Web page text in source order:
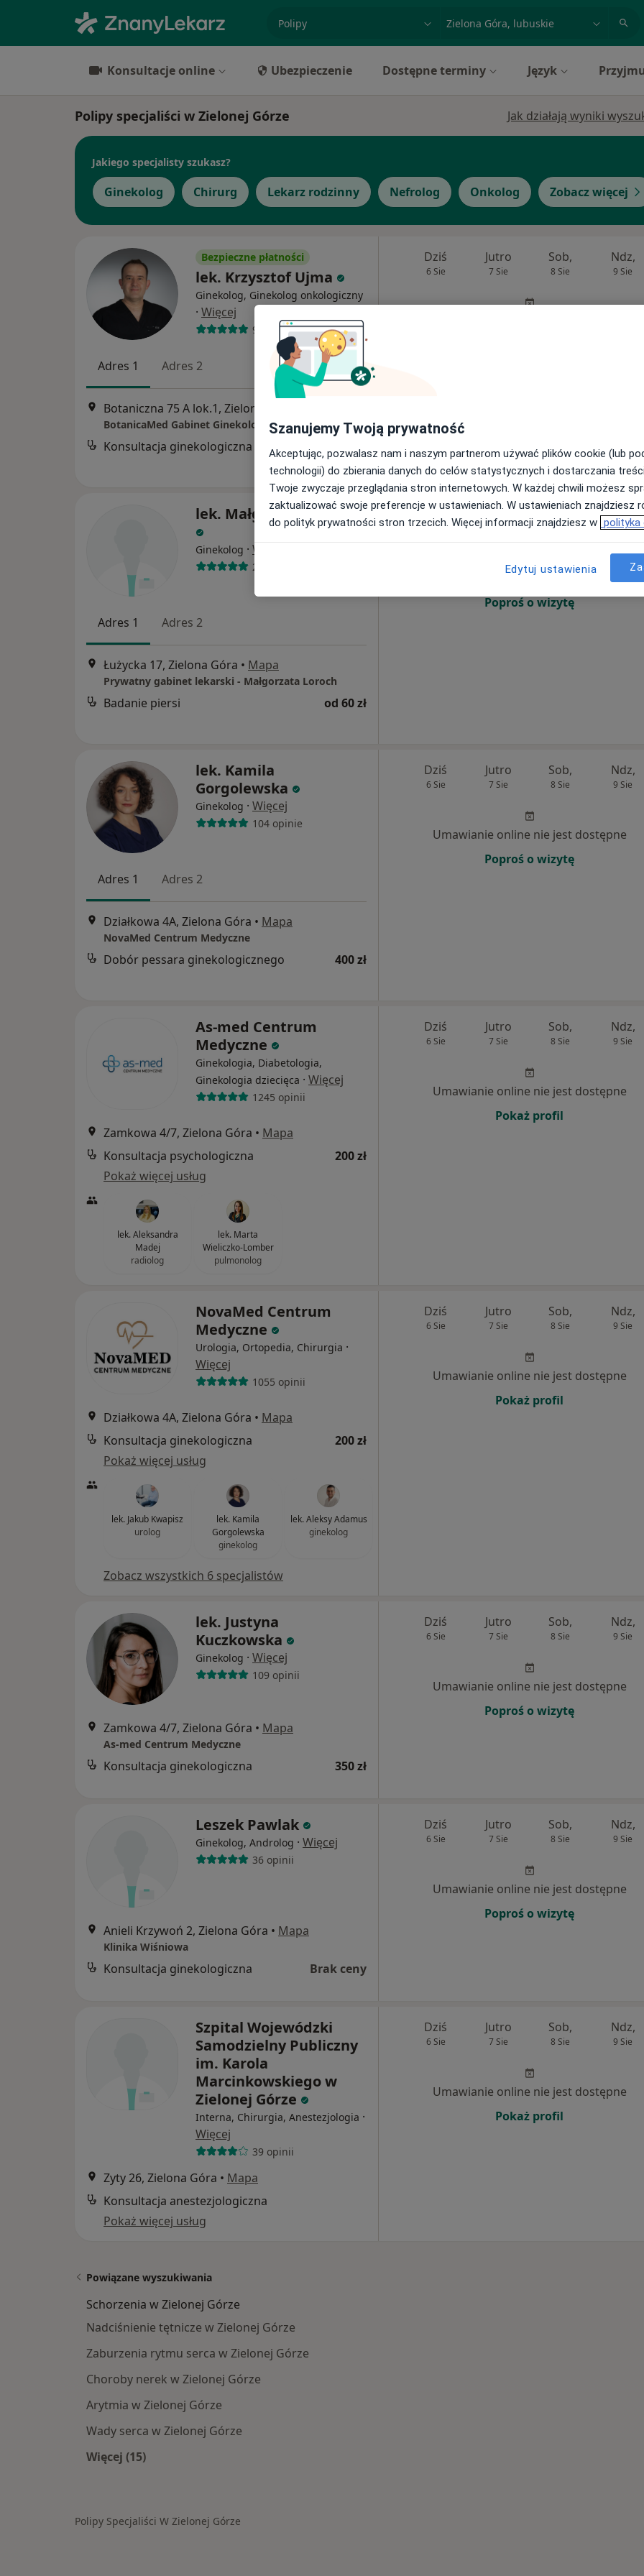
miasto lub dzielnica
Konsultacje online Ubezpieczenie Dostępne terminy Język
Polipy specjaliści w Zielonej Górze Jak działają wyniki
Jakiego specjalisty szukasz?
Ginekolog Chirurg Lekarz rodzinny Nefrolog Onkolog Zobacz więcej
Bezpieczne płatności
lek. Krzysztof Ujma
Ginekolog, Ginekolog onkologiczny
· Więcej
92 opinie
Adres 1 Adres 2
Botaniczna 75 A lok.1, Zielona Góra
BotanicaMed Gabinet Ginekologiczny
Konsultacja ginekologiczna 350 zł
Dziś
6 Sie
Jutro
7 Sie
Sob,
8 Sie
Ndz,
9 Sie
lek. Małgorzata Loroch
Ginekolog · Więcej
291 opinii
Adres 1 Adres 2
Łużycka 17, Zielona Góra • Mapa
Prywatny gabinet lekarski - Małgorzata Loroch
Badanie piersi od 60 zł
Dziś
6 Sie
Jutro
7 Sie
Sob,
8 Sie
Ndz,
9 Sie
Umawianie online nie jest dostępne
Poproś o wizytę
lek. Kamila
Gorgolewska
Ginekolog · Więcej
104 opinie
Adres 1 Adres 2
Działkowa 4A, Zielona Góra • Mapa
NovaMed Centrum Medyczne
Dobór pessara ginekologicznego 400 zł
Dziś
6 Sie
Jutro
7 Sie
Sob,
8 Sie
Ndz,
9 Sie
Umawianie online nie jest dostępne
Poproś o wizytę
As-med Centrum
Medyczne
Ginekologia, Diabetologia,
Ginekologia dziecięca · Więcej
1245 opinii
Zamkowa 4/7, Zielona Góra • Mapa
Konsultacja psychologiczna
200 zł
Pokaż więcej usług
lek. Aleksandra
Madej
radiolog
lek. Marta
Wieliczko-Lomber
pulmonolog
Dziś
6 Sie
Jutro
7 Sie
Sob,
8 Sie
Ndz,
9 Sie
Umawianie online nie jest dostępne
Pokaż profil
NovaMed Centrum
Medyczne
Urologia, Ortopedia, Chirurgia ·
Więcej
1055 opinii
Działkowa 4A, Zielona Góra • Mapa
Konsultacja ginekologiczna
200 zł
Pokaż więcej usług
lek. Jakub Kwapisz
urolog
lek. Kamila
Gorgolewska
ginekolog
lek. Aleksy Adamus
ginekolog
Zobacz wszystkich 6 specjalistów
Dziś
6 Sie
Jutro
7 Sie
Sob,
8 Sie
Ndz,
9 Sie
Umawianie online nie jest dostępne
Pokaż profil
lek. Justyna
Kuczkowska
Ginekolog · Więcej
109 opinii
Zamkowa 4/7, Zielona Góra • Mapa
As-med Centrum Medyczne
Konsultacja ginekologiczna 350 zł
Dziś
6 Sie
Jutro
7 Sie
Sob,
8 Sie
Ndz,
9 Sie
Umawianie online nie jest dostępne
Poproś o wizytę
Leszek Pawlak
Ginekolog, Androlog · Więcej
36 opinii
Anieli Krzywoń 2, Zielona Góra • Mapa
Klinika Wiśniowa
Konsultacja ginekologiczna Brak ceny
Dziś
6 Sie
Jutro
7 Sie
Sob,
8 Sie
Ndz,
9 Sie
Umawianie online nie jest dostępne
Poproś o wizytę
Szpital Wojewódzki
Samodzielny Publiczny
im. Karola
Marcinkowskiego w
Zielonej Górze
Interna, Chirurgia, Anestezjologia ·
Więcej
39 opinii
Zyty 26, Zielona Góra • Mapa
Konsultacja anestezjologiczna
Pokaż więcej usług
Dziś
6 Sie
Jutro
7 Sie
Sob,
8 Sie
Ndz,
9 Sie
Umawianie online nie jest dostępne
Pokaż profil
Powiązane wyszukiwania
Schorzenia w Zielonej Górze
Nadciśnienie tętnicze w Zielonej Górze
Zaburzenia rytmu serca w Zielonej Górze
Choroby nerek w Zielonej Górze
Arytmia w Zielonej Górze
Wady serca w Zielonej Górze
Więcej (15)
Polipy Specjaliści W Zielonej Górze
Szanujemy Twoją prywatność
Akceptując, pozwalasz nam i naszym partnerom używać plików cookie (lub
technologii) do zbierania danych do celów statystycznych i dostarczania
Twoje zwyczaje przeglądania stron internetowych. W każdej chwili możesz
zaktualizować swoje preferencje w ustawieniach. W ustawieniach znajdziesz
do polityk prywatności stron trzecich. Więcej informacji znajdziesz w polityka
Edytuj ustawienia